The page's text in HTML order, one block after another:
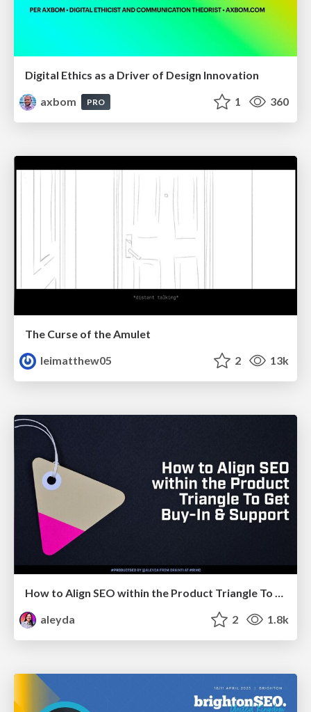
Digital Ethics as a Driver of Design Innovation
axbom
PRO 1 360
The Curse of the Amulet
leimatthew05
2 13k
How to Align SEO within the Product Triangle To Get Buy-In & Support - #RIMC
aleyda
2 1.8k